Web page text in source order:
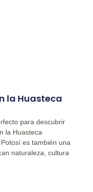
la Huasteca
para descubrir
la Huasteca
es también una
naturaleza, cultura